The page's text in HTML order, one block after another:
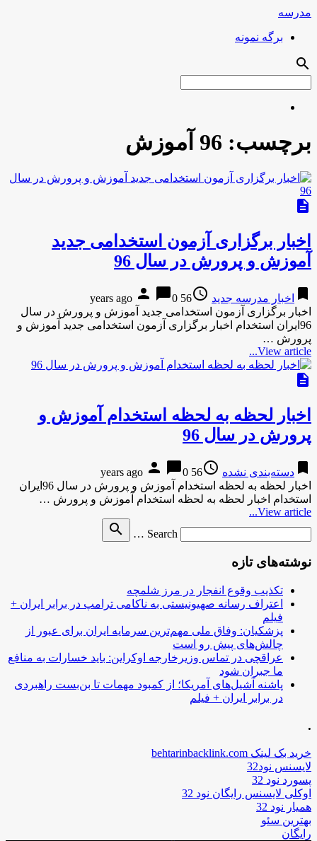
مدرسه
برگه نمونه
search
برچسب: 96 آموزش
description
اخبار برگزاری آزمون استخدامی جدید
آموزش و پرورش در سال 96
bookmark اخبار مدرسه جدید access_time
56 years ago
person chat_bubble0
اخبار برگزاری آزمون استخدامی جدید آموزش و پرورش در سال
96ایران استخدام اخبار برگزاری آزمون استخدامی جدید آموزش و
پرورش …
View article...
description
اخبار لحظه به لحظه استخدام آموزش و
پرورش در سال 96
bookmark دسته‌بندی نشده access_time
56 years ago
person chat_bubble0
اخبار لحظه به لحظه استخدام آموزش و پرورش در سال 96ایران
استخدام اخبار لحظه به لحظه استخدام آموزش و پرورش …
View article...
Search …
search
نوشته‌های تازه
تکذیب وقوع انفجار در مرز شلمچه
اعتراف رسانه صهیونیستی به ناکامی ترامپ در برابر ایران +
فیلم
پزشکیان: وفاق ملی مهم‌ترین سرمایه ایران برای عبور از
چالش‌های پیش رو است
عراقچی در تماس وزیرخارجه اوکراین: باید خسارات به منافع
ما جبران شود
پاشنه آشیل‌های آمریکا؛ از کمبود مهمات تا بن‌بست راهبردی
در برابر ایران + فیلم
.
خرید بک لینک behtarinbacklink.com
لایسنس نود32
پسورد نود 32
اوکلی لایسنس رایگان نود 32
همیار نود 32
بهترین سئو
رایگان